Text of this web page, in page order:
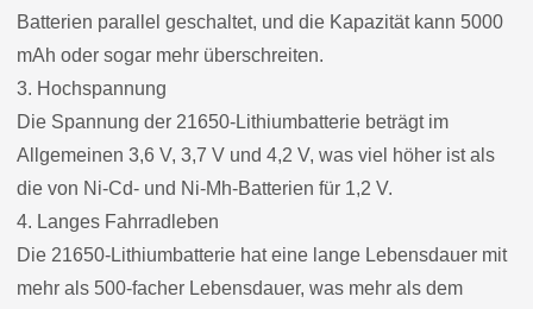
Batterien parallel geschaltet, und die Kapazität kann 5000
mAh oder sogar mehr überschreiten.
3. Hochspannung
Die Spannung der 21650-Lithiumbatterie beträgt im
Allgemeinen 3,6 V, 3,7 V und 4,2 V, was viel höher ist als
die von Ni-Cd- und Ni-Mh-Batterien für 1,2 V.
4. Langes Fahrradleben
Die 21650-Lithiumbatterie hat eine lange Lebensdauer mit
mehr als 500-facher Lebensdauer, was mehr als dem